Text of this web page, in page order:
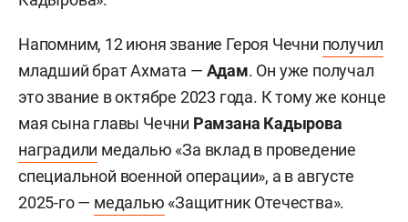
Напомним, 12 июня звание Героя Чечни получил
младший брат Ахмата — Адам. Он уже получал
это звание в октябре 2023 года. К тому же конце
мая сына главы Чечни Рамзана Кадырова
наградили медалью «За вклад в проведение
специальной военной операции», а в августе
2025-го — медалью «Защитник Отечества».